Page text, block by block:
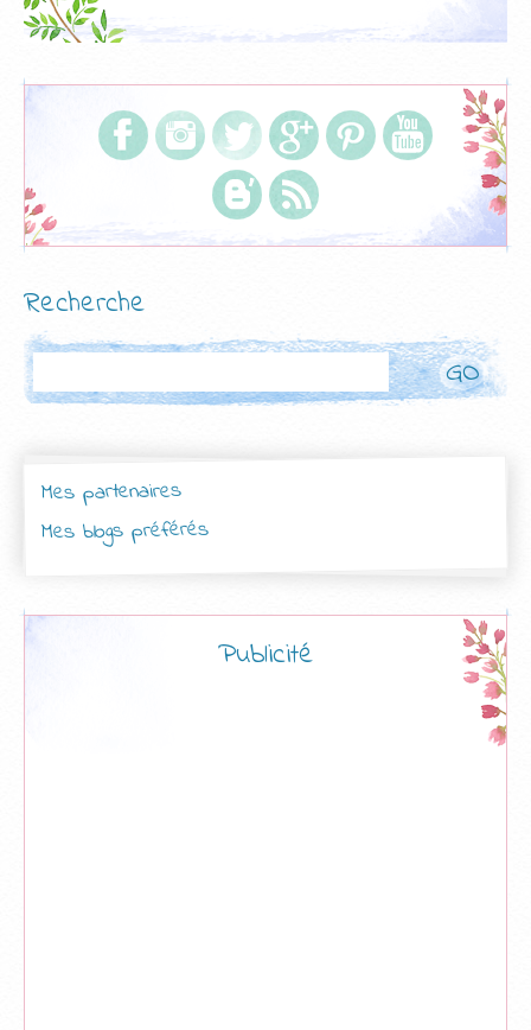
Recherche
Mes partenaires
Mes blogs préférés
Publicité